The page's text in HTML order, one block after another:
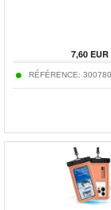
7,60EUR
RÉFÉRENCE: